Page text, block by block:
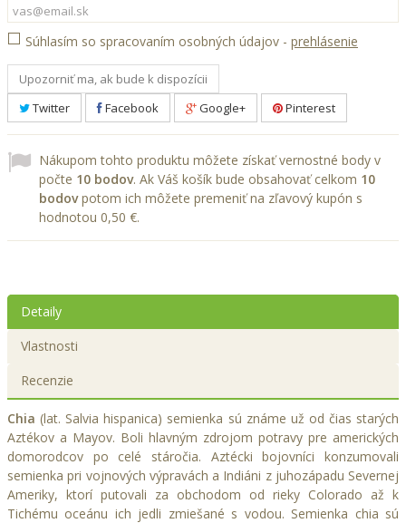
Súhlasím so spracovaním osobných údajov - prehlásenie
Upozorniť ma, ak bude k dispozícii
Twitter
Facebook Google+ Pinterest
Nákupom tohto produktu môžete získať vernostné body v
počte 10 bodov. Ak Váš košík bude obsahovať celkom 10
bodovpotom ich môžete premeniť na zľavový kupón s
hodnotou 0,50 €.
Detaily
Vlastnosti
Recenzie
Chia (lat. Salvia hispanica) semienka sú známe už od čias starých
Aztékov a Mayov. Boli hlavným zdrojom potravy pre amerických
domorodcov po celé stáročia. Aztécki bojovníci konzumovali
semienka pri vojnových výpravách a Indiáni z juhozápadu Severnej
Ameriky, ktorí putovali za obchodom od rieky Colorado až k
Tichému oceánu ich jedli zmiešané s vodou. Semienka chia sú